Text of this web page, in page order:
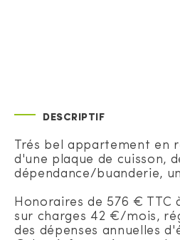
DESCRIPTIF
Trés bel appartement en
d'une plaque de cuisson,
dépendance/buanderie,
Honoraires de 576 €
sur charges 42 €/mois,
des dépenses annuelles